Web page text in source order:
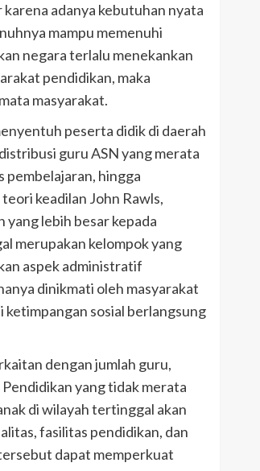
adanya kebutuhan nyata
mampu memenuhi
negara terlalu menekankan
pendidikan, maka
masyarakat.
peserta didik di daerah
guru ASN yang merata
pembelajaran, hingga
keadilan John Rawls,
lebih besar kepada
merupakan kelompok yang
aspek administratif
dinikmati oleh masyarakat
sosial berlangsung
dengan jumlah guru,
yang tidak merata
di wilayah tertinggal akan
fasilitas pendidikan, dan
dapat memperkuat